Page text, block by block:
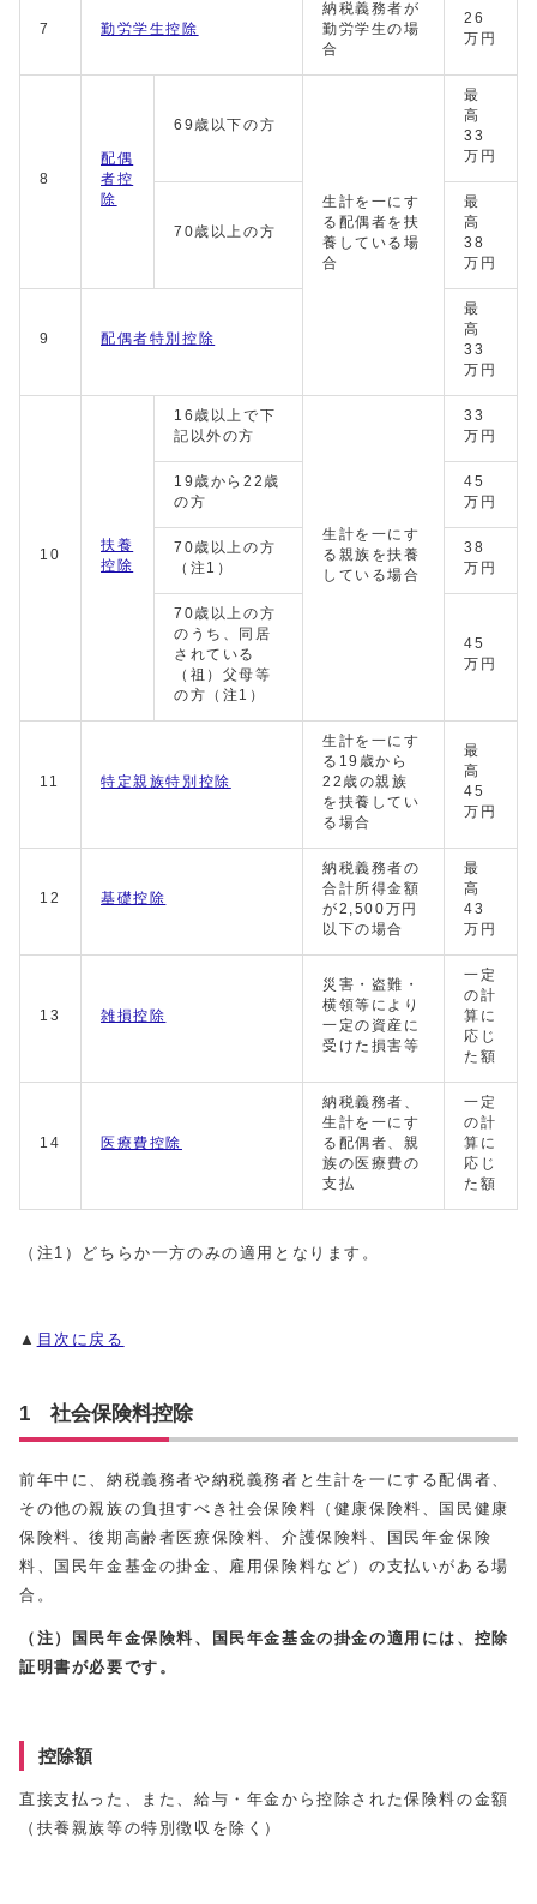
7 勤労学生控除
納税義務者が
勤労学生の場
合
26
万円
8
配偶
者控
除
69歳以下の方
生計を一にす
る配偶者を扶
養している場
合
最
高
33
万円
70歳以上の方
最
高
38
万円
9 配偶者特別控除
最
高
33
万円
10
扶養
控除
16歳以上で下
記以外の方
生計を一にす
る親族を扶養
している場合
33
万円
19歳から22歳
の方
45
万円
70歳以上の方
（注1）
38
万円
70歳以上の方
のうち、同居
されている
（祖）父母等
の方（注1）
45
万円
11 特定親族特別控除
生計を一にす
る19歳から
22歳の親族
を扶養してい
る場合
最
高
45
万円
12 基礎控除
納税義務者の
合計所得金額
が2,500万円
以下の場合
最
高
43
万円
13 雑損控除
災害・盗難・
横領等により
一定の資産に
受けた損害等
一定
の計
算に
応じ
た額
14 医療費控除
納税義務者、
生計を一にす
る配偶者、親
族の医療費の
支払
一定
の計
算に
応じ
た額
（注1）どちらか一方のみの適用となります。
▲ 目次に戻る
1 社会保険料控除
前年中に、納税義務者や納税義務者と生計を一にする配偶者、
その他の親族の負担すべき社会保険料（健康保険料、国民健康
保険料、後期高齢者医療保険料、介護保険料、国民年金保険
料、国民年金基金の掛金、雇用保険料など）の支払いがある場
合。
（注）国民年金保険料、国民年金基金の掛金の適用には、控除
証明書が必要です。
控除額
直接支払った、また、給与・年金から控除された保険料の金額
（扶養親族等の特別徴収を除く）